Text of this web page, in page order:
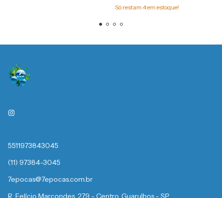
Só restam 4em estoque!
5511973843045
(11) 97384-3045
7epocas@7epocas.com.br
R. Felício Marcondes, 279 - Centro, Guarulhos - SP